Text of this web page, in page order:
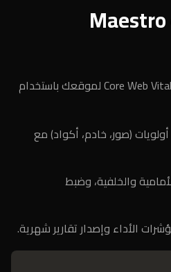
كيف تساعدك Maestro
فحص Core Web Vitals لموقعك باستخدام
(صور، خادم، أكواد) مع
والخلفية، وضبط
الأداء وإصدار تقارير شهرية.